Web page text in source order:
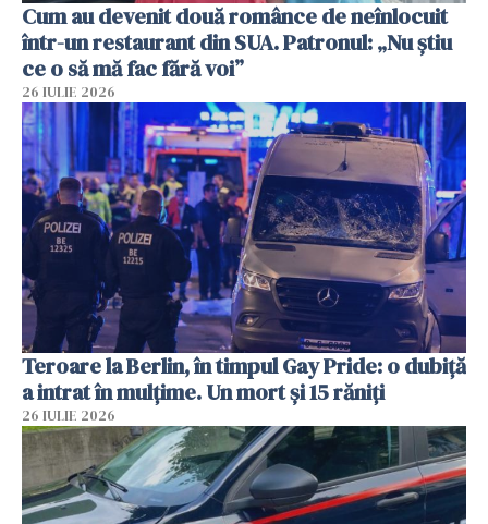
Cum au devenit două românce de neînlocuit
într-un restaurant din SUA. Patronul: „Nu știu
ce o să mă fac fără voi”
26 IULIE 2026
Teroare la Berlin, în timpul Gay Pride: o dubiță
a intrat în mulțime. Un mort și 15 răniți
26 IULIE 2026